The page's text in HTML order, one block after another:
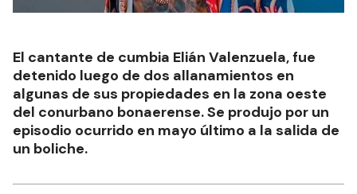
El cantante de cumbia Elián Valenzuela, fue
detenido luego de dos allanamientos en
algunas de sus propiedades en la zona oeste
del conurbano bonaerense. Se produjo por un
episodio ocurrido en mayo último a la salida de
un boliche.